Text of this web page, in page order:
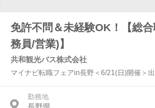
免許不問＆未経験OK！【総
務員/営業)】
共和観光バス株式会社
マイナビ転職フェアin長野＜6/21(日)開催＞
勤務地
長野県